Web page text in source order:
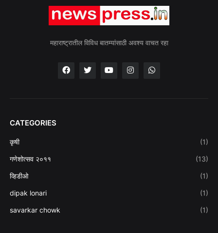
महाराष्ट्रातील विविध बातम्यांसाठी अवश्य वाचत रहा
CATEGORIES
कृषी (1)
गणेशोत्सव २०११ (13)
व्हिडीओ (1)
dipak lonari (1)
savarkar chowk (1)